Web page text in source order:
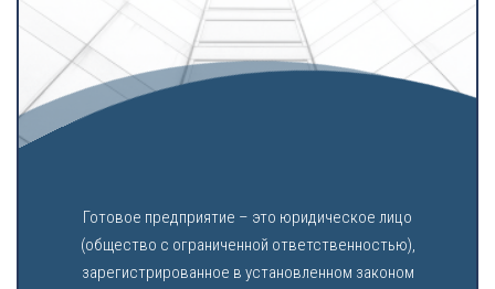
Готовое предприятие – это юридическое лицо
(общество с ограниченной ответственностью),
зарегистрированное в установленном законом